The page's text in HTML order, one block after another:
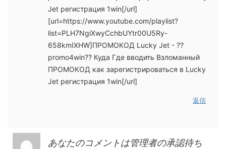
Jet регистрация 1win[/url]
[url=https://www.youtube.com/playlist?
list=PLH7NgiXwyCchbUYtr00U5Ry-
658kmIXHW]ПРОМОКОД Lucky Jet - ??
promo4win?? Куда Где вводить Взломанный
ПРОМОКОД как зарегистрироваться в Lucky
Jet регистрация 1win[/url]
返信
あなたのコメントは管理者の承認待ち